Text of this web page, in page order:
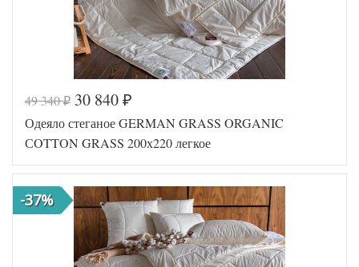
Код товара
Артикул
GG-64191
Ширина х
Длина
200х200 (евро)
Сезонность
Легкое
Наполнитель
Верблюжий
пух
Сатин
пуходержащий
Производитель
German Grass
(Австрия)
49 340₽ 30 840 ₽
Одеяло стеганое GERMAN GRASS ORGANIC
СOTTON GRASS 200х220 легкое
-37%